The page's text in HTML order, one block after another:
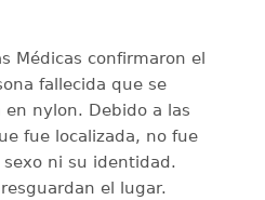
Médicas confirmaron el
fallecida que se
nylon. Debido a las
fue localizada, no fue
ni su identidad.
resguardan el lugar.